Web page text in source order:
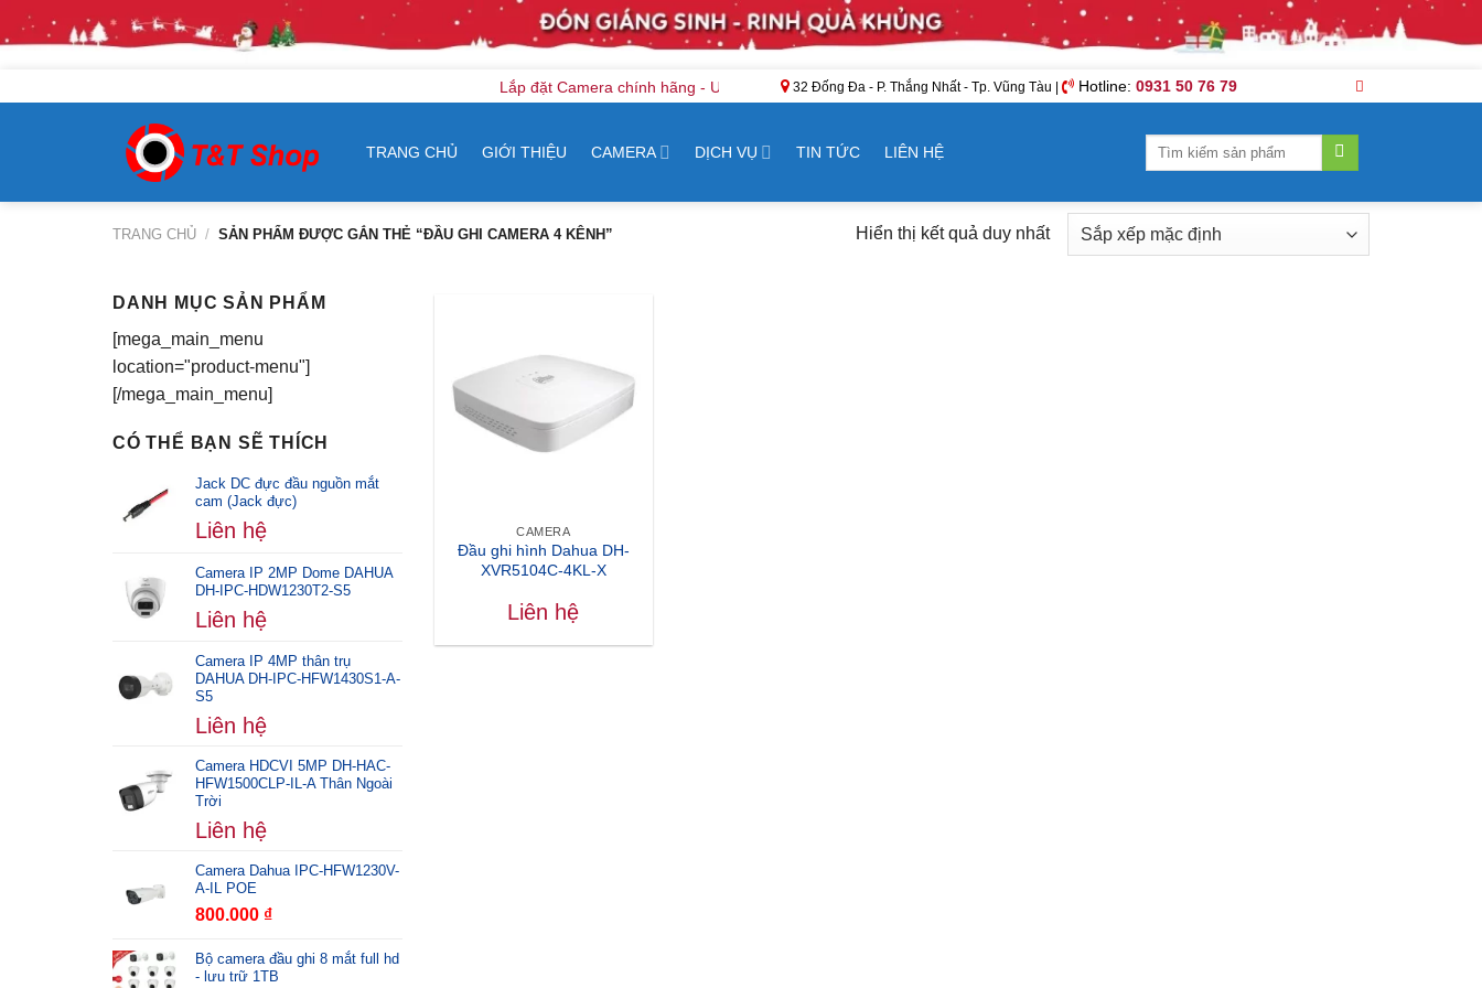
Lắp đặt Camera chính hãng - Uy tín, chuyên nghiệp tại Vũng Tàu
32 Đống Đa - P. Thắng Nhất - Tp. Vũng Tàu | Hotline:0931 50 76 79
TRANG CHỦ GIỚI THIỆU CAMERA DỊCH VỤ TIN TỨC LIÊN HỆ
Tìm
TRANG CHỦ / SẢN PHẨM ĐƯỢC GẮN THẺ “ĐẦU GHI CAMERA 4 KÊNH” Hiển thị kết quả duy nhất
DANH MỤC SẢN PHẨM
[mega_main_menu
location="product-menu"]
[/mega_main_menu]
CÓ THỂ BẠN SẼ THÍCH
Jack DC đực đầu nguồn mắt
cam (Jack đực)
Liên hệ
Camera IP 2MP Dome DAHUA
DH-IPC-HDW1230T2-S5
Liên hệ
Camera IP 4MP thân trụ
DAHUA DH-IPC-HFW1430S1-A-
S5
Liên hệ
Camera HDCVI 5MP DH-HAC-
HFW1500CLP-IL-A Thân Ngoài
Trời
Liên hệ
Camera Dahua IPC-HFW1230V-
A-IL POE
800.000 ₫
Bộ camera đầu ghi 8 mắt full hd
- lưu trữ 1TB
CAMERA
Đầu ghi hình Dahua DH-
XVR5104C-4KL-X
Liên hệ